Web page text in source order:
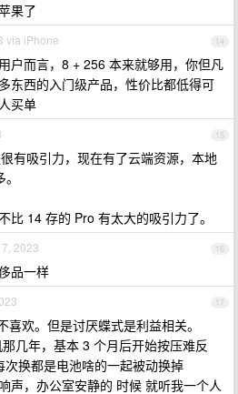
果了
14
via iPhone
户而言，8 + 256 本来就够用，你但凡
东西的入门级产品，性价比都低得可
买单
15
有吸引力，现在有了云端资源，本地
比 14 存的 Pro 有太大的吸引力了。
16
2023
品一样
17
喜欢。但是讨厌蝶式是利益相关。
几年，基本 3 个月后开始按压难反
换都是电池啥的一起被动换掉
声，办公室安静的 时候 就听我一个人